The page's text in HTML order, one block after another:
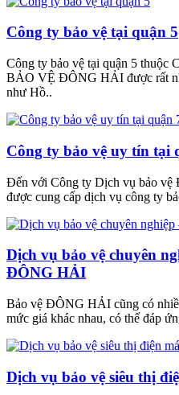
Công ty bảo vệ tại quận 5
Công ty bảo vệ tại quận 5
BẢO VỆ ĐÔNG HẢI được rất
như Hồ..
Công ty bảo vệ uy tín tại
Đến với Công ty Dịch vụ bảo vệ
được cung cấp dịch vụ công ty
Dịch vụ bảo vệ chuyên
ĐÔNG HẢI
Bảo vệ ĐÔNG HẢI cũng có
mức giá khác nhau, có thể đáp
Dịch vụ bảo vệ siêu thị